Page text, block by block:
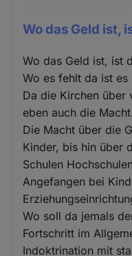
Wo das Geld ist,
Wo das Geld ist, ist
Wo es fehlt da ist es
Da die Kirchen über
eben auch die Macht.
Die Macht über die
Kinder, bis hin über
Schulen
Angefangen bei
Wo soll da jemals
Fortschritt im
Indoktrination mit